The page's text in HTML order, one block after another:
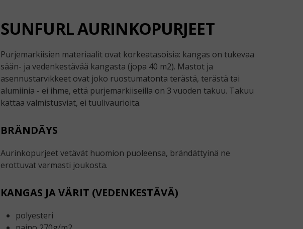
SUNFURL AURINKOPURJEET
Purjemarkiisien materiaalit ovat korkeatasoisia: kangas on tukevaa
sään- ja vedenkestävää kangasta (jopa 40 m2). Mastot ja
asennustarvikkeet ovat joko ruostumatonta terästä, terästä tai
alumiinia - ei ihme, että purjemarkiiseilla on 3 vuoden takuu. Takuu
kattaa valmistusviat, ei tuulivaurioita.
BRÄNDÄYS
Aurinkopurjeet vetävät huomion puoleensa, brändättyinä ne
erottuvat varmasti joukosta.
KANGAS JA VÄRIT (VEDENKESTÄVÄ)
polyesteri